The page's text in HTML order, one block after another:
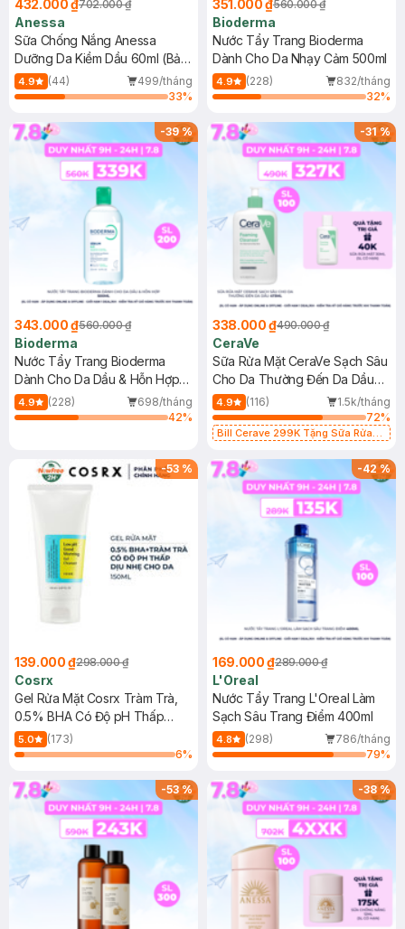
432.000 ₫702.000 ₫
Anessa
Sữa Chống Nắng Anessa
Dưỡng Da Kiềm Dầu 60ml (Bản
Mới)
4.9 (44)
499/tháng
33%
351.000 ₫560.000 ₫
Bioderma
Nước Tẩy Trang Bioderma
Dành Cho Da Nhạy Cảm 500ml
4.9 (228)
832/tháng
32%
-39%
343.000 ₫560.000 ₫
Bioderma
Nước Tẩy Trang Bioderma
Dành Cho Da Dầu & Hỗn Hợp
500ml
4.9 (228)
698/tháng
42%
-31%
338.000 ₫490.000 ₫
CeraVe
Sữa Rửa Mặt CeraVe Sạch Sâu
Cho Da Thường Đến Da Dầu
473ml
4.9 (116)
1.5k/tháng
72%
Bill Cerave 299K Tặng Sữa Rửa
-53 %
139.000 ₫298.000 ₫
Cosrx
Gel Rửa Mặt Cosrx Tràm Trà,
0.5% BHA Có Độ pH Thấp
150ml
5.0
(173)
6%
-42%
169.000 ₫289.000 ₫
L'Oreal
Nước Tẩy Trang L'Oreal Làm
Sạch Sâu Trang Điểm 400ml
4.8 (298)
786/tháng
79%
-53% -38%